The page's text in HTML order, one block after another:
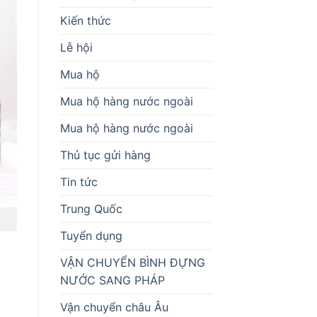
Kiến thức
Lễ hội
Mua hộ
Mua hộ hàng nước ngoài
Mua hộ hàng nước ngoài
Thủ tục gửi hàng
Tin tức
Trung Quốc
Tuyển dụng
VẬN CHUYỂN BÌNH ĐỰNG
NƯỚC SANG PHÁP
Vận chuyển châu Âu